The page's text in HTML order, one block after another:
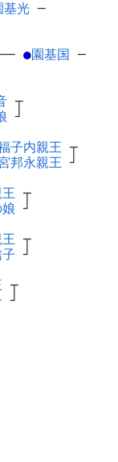
基光 ─
─ ●園基国 ─
┬
┘
子内親王 ┬
邦永親王 ┘
┬
┘
┬
┘
┬
┘